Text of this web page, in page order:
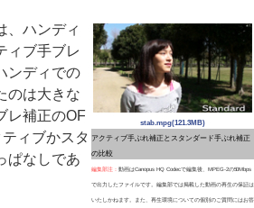
stab.mpg(121.3MB)
アクティブ手ぶれ補正とスタンダード手ぶれ補正
の比較
編集部注： 動画はCanopus HQ Codecで編集後、MPEG-2の50Mbps
で出力したファイルです。編集部では掲載した動画の再生の保証は
いたしかねます。また、再生環境についての個別のご質問にはお答
、ハンディ
ィブ手ブレ
ンディでの
のは大きな
レ補正のOF
ィブかスタ
ぱなしであ